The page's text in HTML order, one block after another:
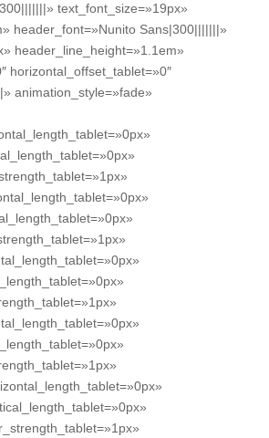
text_font_size=»19px»
header_font=»Nunito Sans|300|||||||»
header_line_height=»1.1em»
horizontal_offset_tablet=»0″
animation_style=»fade»